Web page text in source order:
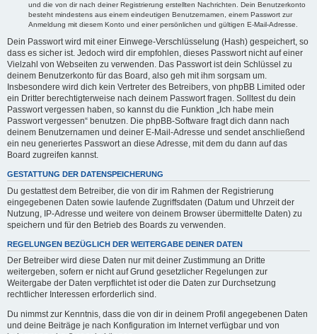
und die von dir nach deiner Registrierung erstellten Nachrichten. Dein Benutzerkonto
besteht mindestens aus einem eindeutigen Benutzernamen, einem Passwort zur
Anmeldung mit diesem Konto und einer persönlichen und gültigen E-Mail-Adresse.
Dein Passwort wird mit einer Einwege-Verschlüsselung (Hash) gespeichert, so
dass es sicher ist. Jedoch wird dir empfohlen, dieses Passwort nicht auf einer
Vielzahl von Webseiten zu verwenden. Das Passwort ist dein Schlüssel zu
deinem Benutzerkonto für das Board, also geh mit ihm sorgsam um.
Insbesondere wird dich kein Vertreter des Betreibers, von phpBB Limited oder
ein Dritter berechtigterweise nach deinem Passwort fragen. Solltest du dein
Passwort vergessen haben, so kannst du die Funktion „Ich habe mein
Passwort vergessen“ benutzen. Die phpBB-Software fragt dich dann nach
deinem Benutzernamen und deiner E-Mail-Adresse und sendet anschließend
ein neu generiertes Passwort an diese Adresse, mit dem du dann auf das
Board zugreifen kannst.
GESTATTUNG DER DATENSPEICHERUNG
Du gestattest dem Betreiber, die von dir im Rahmen der Registrierung
eingegebenen Daten sowie laufende Zugriffsdaten (Datum und Uhrzeit der
Nutzung, IP-Adresse und weitere von deinem Browser übermittelte Daten) zu
speichern und für den Betrieb des Boards zu verwenden.
REGELUNGEN BEZÜGLICH DER WEITERGABE DEINER DATEN
Der Betreiber wird diese Daten nur mit deiner Zustimmung an Dritte
weitergeben, sofern er nicht auf Grund gesetzlicher Regelungen zur
Weitergabe der Daten verpflichtet ist oder die Daten zur Durchsetzung
rechtlicher Interessen erforderlich sind.
Du nimmst zur Kenntnis, dass die von dir in deinem Profil angegebenen Daten
und deine Beiträge je nach Konfiguration im Internet verfügbar und von